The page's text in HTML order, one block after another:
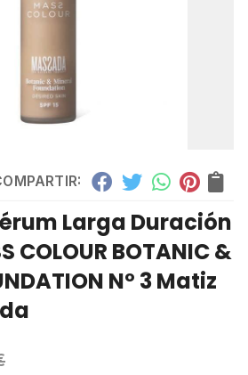
Larga Duración
COLOUR BOTANIC &
Nº 3 Matiz